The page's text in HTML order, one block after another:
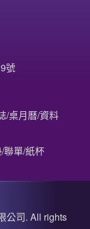
號
/桌月曆/資料
聯單/紙杯
公司. All rights